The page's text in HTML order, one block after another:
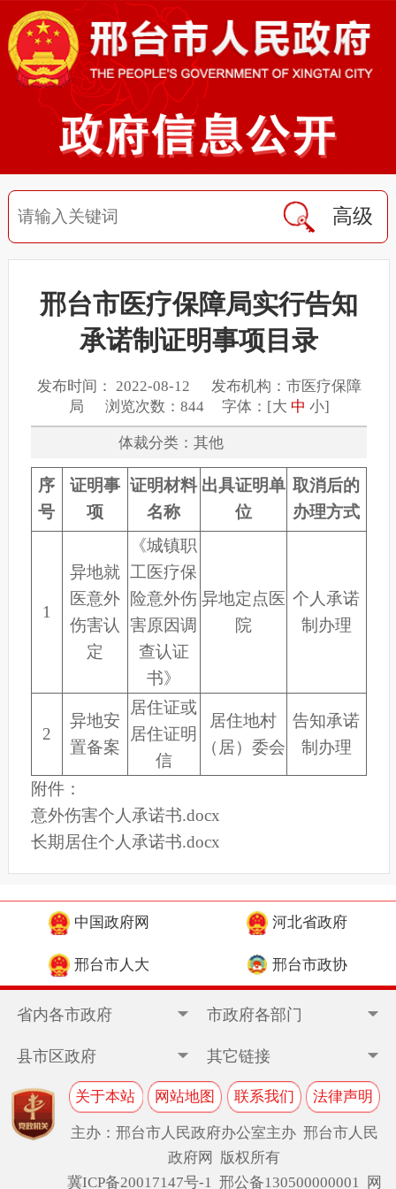
高级
邢台市医疗保障局实行告知
承诺制证明事项目录
发布时间： 2022-08-12 发布机构：市医疗保障
局 浏览次数：844 字体：[大 中 小]
体裁分类：其他
序
号
证明事
项
证明材料
名称
出具证明单
位
取消后的
办理方式
1
异地就
医意外
伤害认
定
《城镇职
工医疗保
险意外伤
害原因调
查认证
书》
异地定点医
院
个人承诺
制办理
2
异地安
置备案
居住证或
居住证明
信
居住地村
（居）委会
告知承诺
制办理
附件：
意外伤害个人承诺书.docx
长期居住个人承诺书.docx
中国政府网 河北省政府
邢台市人大 邢台市政协
省内各市政府 市政府各部门
县市区政府 其它链接
关于本站 网站地图 联系我们 法律声明
主办：邢台市人民政府办公室主办 邢台市人民
政府网 版权所有
冀ICP备20017147号-1 邢公备130500000001 网